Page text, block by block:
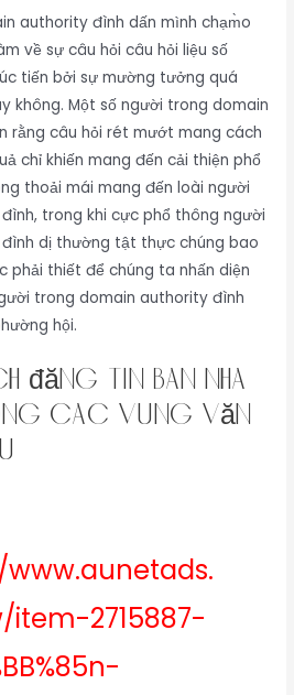
authority đình dấn mình chạm̀o
về sự câu hỏi câu hỏi liệu số
tiến bởi sự mường tưởng quá
không. Một số người trong domain
rằng câu hỏi rét mướt mang cách
chỉ khiến mang đến cải thiện phổ
thoải mái mang đến loài người
trong khi cực phổ thông người
dị thường tật thực chúng bao
phải thiết để chúng ta nhấn diện
trong domain authority đình
hội.
đăng tin bán nhà
Các Vùng Văn
2715887-